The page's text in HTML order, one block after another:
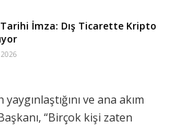
Tarihi İmza: Dış Ticarette Kripto
ve ana akım
“Birçok kişi zaten